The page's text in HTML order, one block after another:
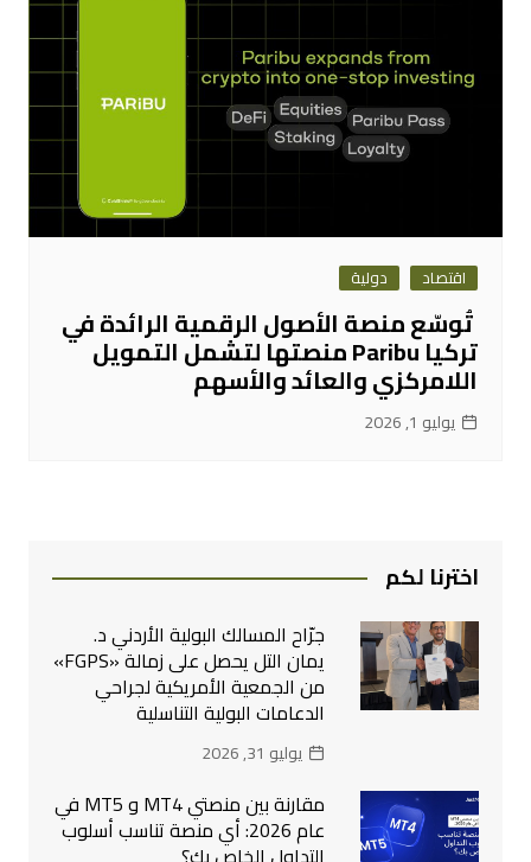
اقتصاد دولية
تُوسّع منصة الأصول الرقمية الرائدة في
تركيا Paribu منصتها لتشمل التمويل
اللامركزي والعائد والأسهم
يوليو 1, 2026
اخترنا لكم
جرّاح المسالك البولية الأردني د.
يمان التل يحصل على زمالة «FGPS»
من الجمعية الأمريكية لجراحي
الدعامات البولية التناسلية
يوليو 31, 2026
مقارنة بين منصتي MT4 و MT5 في
عام 2026: أي منصة تناسب أسلوب